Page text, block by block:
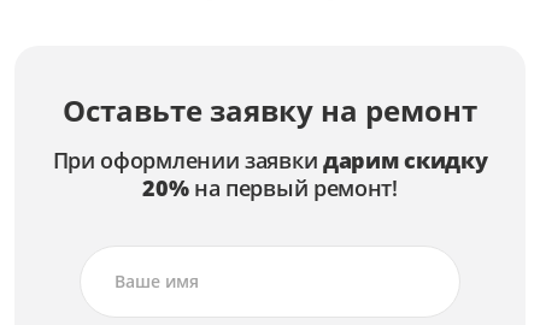
Оставьте заявку на ремонт
При оформлении заявки дарим скидку
20%на первый ремонт!